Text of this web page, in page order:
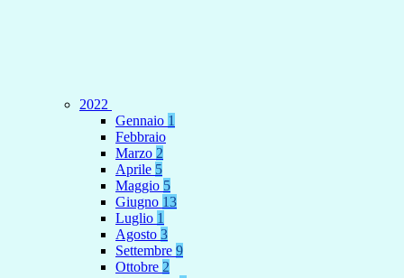
2022
Gennaio 1
Febbraio
Marzo 2
Aprile 5
Maggio 5
Giugno 13
Luglio 1
Agosto 3
Settembre 9
Ottobre 2